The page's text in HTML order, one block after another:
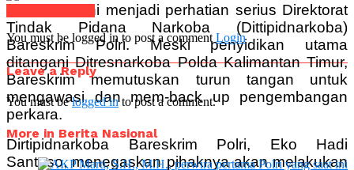
Kasus ini kini menjadi perhatian serius Direktorat
Tindak Pidana Narkoba (Dittipidnarkoba)
Bareskrim Polri. Meski penyidikan utama
ditangani Ditresnarkoba Polda Kalimantan Timur,
Bareskrim memutuskan turun tangan untuk
mengawasi dan mem-back up pengembangan
perkara.
Dirtipidnarkoba Bareskrim Polri, Eko Hadi
Santoso, menegaskan pihaknya akan melakukan
You must be logged in to post a comment Login
Leave a Reply
You must belogged into post a comment.
More in Berita Nasional